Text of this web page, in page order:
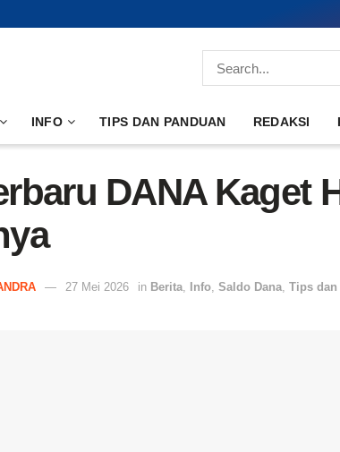
INFO TIPS DAN PANDUAN REDAKSI
DANA Kaget
27 Mei 2026 in Berita Info Saldo Dana Tips dan